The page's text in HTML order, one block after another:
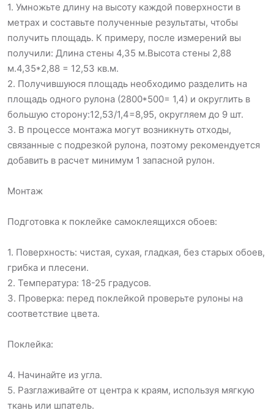
1. Умножьте длину на высоту каждой поверхности в
метрах и составьте полученные результаты, чтобы
получить площадь. К примеру, после измерений вы
получили: Длина стены 4,35 м.Высота стены 2,88
м.4,35*2,88 = 12,53 кв.м.
2. Получившуюся площадь необходимо разделить на
площадь одного рулона (2800*500= 1,4) и округлить в
большую сторону:12,53/1,4=8,95, округляем до 9 шт.
3. В процессе монтажа могут возникнуть отходы,
связанные с подрезкой рулона, поэтому рекомендуется
добавить в расчет минимум 1 запасной рулон.
Монтаж
Подготовка к поклейке самоклеящихся обоев:
1. Поверхность: чистая, сухая, гладкая, без старых обоев,
грибка и плесени.
2. Температура: 18-25 градусов.
3. Проверка: перед поклейкой проверьте рулоны на
соответствие цвета.
Поклейка:
4. Начинайте из угла.
5. Разглаживайте от центра к краям, используя мягкую
ткань или шпатель.